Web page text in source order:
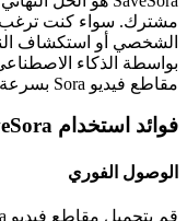
الشخصي أو استكشاف
بواسطة الذكاء
مقاطع فيديو Sora بسرعة وأمان وفعالية.
فوائد استخدام SaveSora لتحميل فيديو Sora
الوصول الفوري